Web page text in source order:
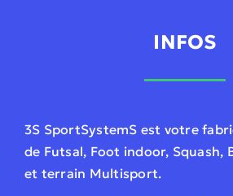
INFOS
3S SportSystemS est votre
de Futsal, Foot indoor, Squash,
et terrain Multisport.